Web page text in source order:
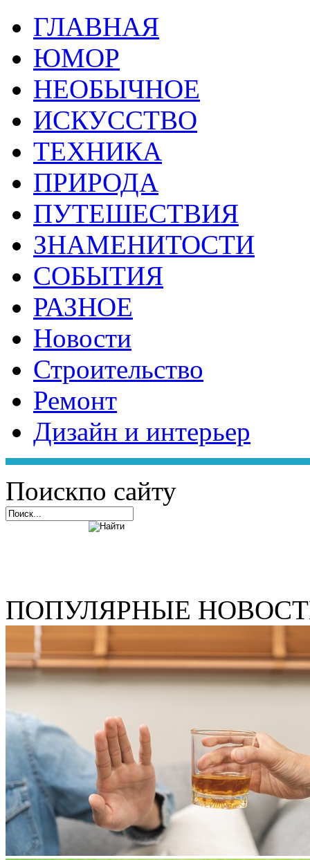
ГЛАВНАЯ
ЮМОР
НЕОБЫЧНОЕ
ИСКУССТВО
ТЕХНИКА
ПРИРОДА
ПУТЕШЕСТВИЯ
ЗНАМЕНИТОСТИ
СОБЫТИЯ
РАЗНОЕ
Новости
Строительство
Ремонт
Дизайн и интерьер
Поискпо сайту
ПОПУЛЯРНЫЕ